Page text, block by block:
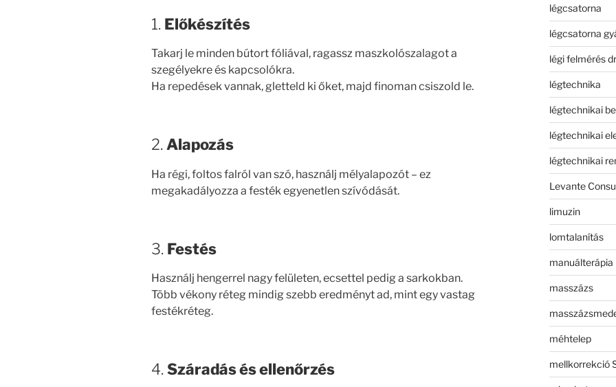
1. Előkészítés
Takarj le minden bútort fóliával, ragassz maszkolószalagot a
szegélyekre és kapcsolókra.
Ha repedések vannak, gletteld ki őket, majd finoman csiszold le.
2. Alapozás
Ha régi, foltos falról van szó, használj mélyalapozót – ez
megakadályozza a festék egyenetlen szívódását.
3. Festés
Használj hengerrel nagy felületen, ecsettel pedig a sarkokban.
Több vékony réteg mindig szebb eredményt ad, mint egy vastag
festékréteg.
4. Száradás és ellenőrzés
légcsatorna
légcsatorna
légi felmérés
légtechnika
légtechnikai
légtechnikai
légtechnikai
Levante
limuzin
lomtalanítás
manuálterápia
masszázs
méhtelep
mellkorrekció